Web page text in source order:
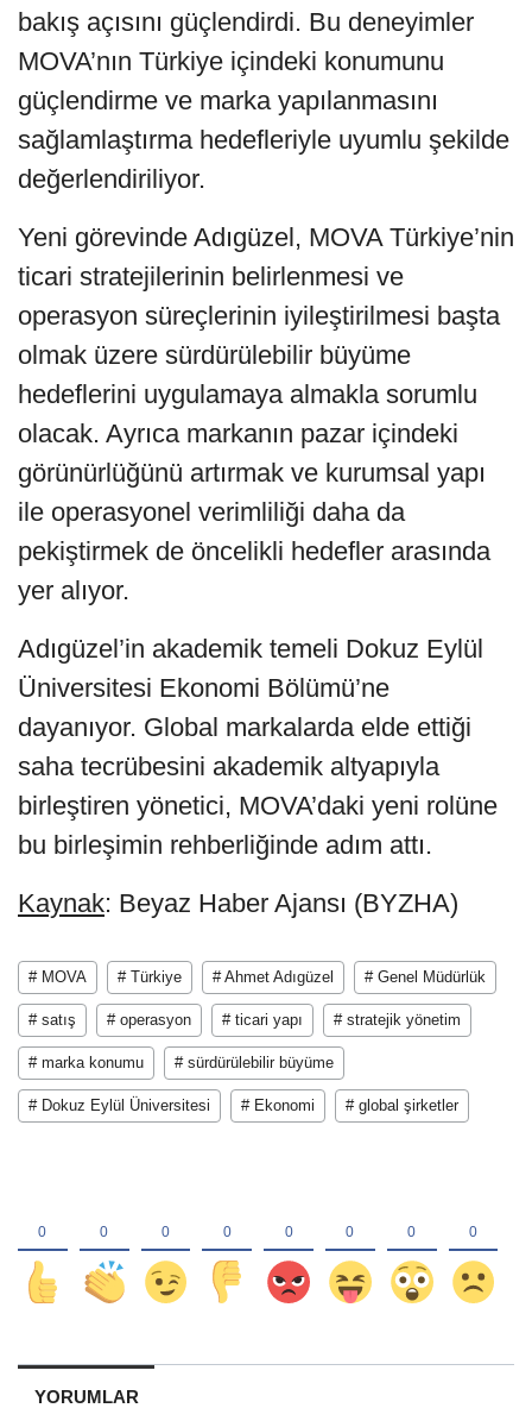
bakış açısını güçlendirdi. Bu deneyimler
MOVA’nın Türkiye içindeki konumunu
güçlendirme ve marka yapılanmasını
sağlamlaştırma hedefleriyle uyumlu şekilde
değerlendiriliyor.
Yeni görevinde Adıgüzel, MOVA Türkiye’nin
ticari stratejilerinin belirlenmesi ve
operasyon süreçlerinin iyileştirilmesi başta
olmak üzere sürdürülebilir büyüme
hedeflerini uygulamaya almakla sorumlu
olacak. Ayrıca markanın pazar içindeki
görünürlüğünü artırmak ve kurumsal yapı
ile operasyonel verimliliği daha da
pekiştirmek de öncelikli hedefler arasında
yer alıyor.
Adıgüzel’in akademik temeli Dokuz Eylül
Üniversitesi Ekonomi Bölümü’ne
dayanıyor. Global markalarda elde ettiği
saha tecrübesini akademik altyapıyla
birleştiren yönetici, MOVA’daki yeni rolüne
bu birleşimin rehberliğinde adım attı.
Kaynak: Beyaz Haber Ajansı (BYZHA)
# MOVA # Türkiye # Ahmet Adıgüzel # Genel Müdürlük
# satış # operasyon # ticari yapı # stratejik yönetim
# marka konumu # sürdürülebilir büyüme
# Dokuz Eylül Üniversitesi # Ekonomi # global şirketler
YORUMLAR